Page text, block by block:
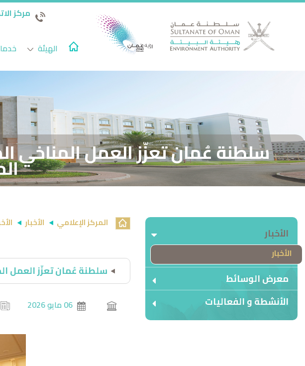
مركز الاتصالات 1991 /
الهيئة
سلطنة عُمان تعزّز العمل المناخي
الأخبار
الأخبار
معرض الوسائط
الأنشطة و الفعاليات
المركز الإعلامي الأخبار
سلطنة عُمان تعزّز العمل
06 مايو 2026